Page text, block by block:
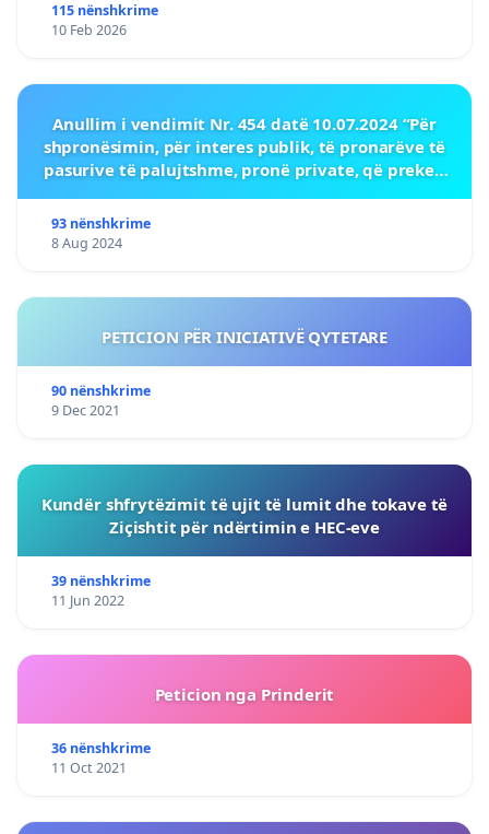
115 nënshkrime
10 Feb 2026
Anullim i vendimit Nr. 454 datë 10.07.2024 “Për
shpronësimin, për interes publik, të pronarëve të
pasurive të palujtshme, pronë private, që preken
93 nënshkrime
8 Aug 2024
PETICION PËR INICIATIVË QYTETARE
90 nënshkrime
9 Dec 2021
Kundër shfrytëzimit të ujit të lumit dhe tokave të
Ziçishtit për ndërtimin e HEC-eve
39 nënshkrime
11 Jun 2022
Peticion nga Prinderit
36 nënshkrime
11 Oct 2021